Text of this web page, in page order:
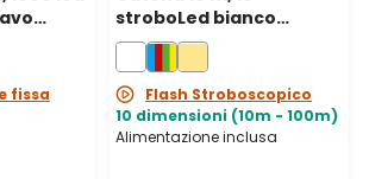
fissa
stroboLed bianco
freddo, cavo nero,
prolungabile
Flash Stroboscopico
10 dimensioni (10m - 100m)
Alimentazione inclusa